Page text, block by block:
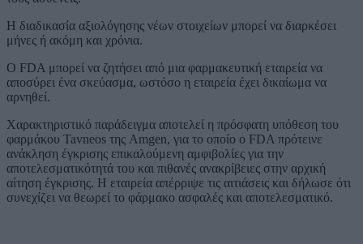
Η διαδικασία αξιολόγησης νέων στοιχείων μπορεί να διαρκέσει
μήνες ή ακόμη και χρόνια.
Ο FDA μπορεί να ζητήσει από μια φαρμακευτική εταιρεία να
αποσύρει ένα σκεύασμα, ωστόσο η εταιρεία έχει δικαίωμα να
αρνηθεί.
Χαρακτηριστικό παράδειγμα αποτελεί η πρόσφατη υπόθεση του
φαρμάκου Tavneos της Amgen, για το οποίο ο FDA πρότεινε
ανάκληση έγκρισης επικαλούμενη αμφιβολίες για την
αποτελεσματικότητά του και πιθανές ανακρίβειες στην αρχική
αίτηση έγκρισης. Η εταιρεία απέρριψε τις αιτιάσεις και δήλωσε ότι
συνεχίζει να θεωρεί το φάρμακο ασφαλές και αποτελεσματικό.